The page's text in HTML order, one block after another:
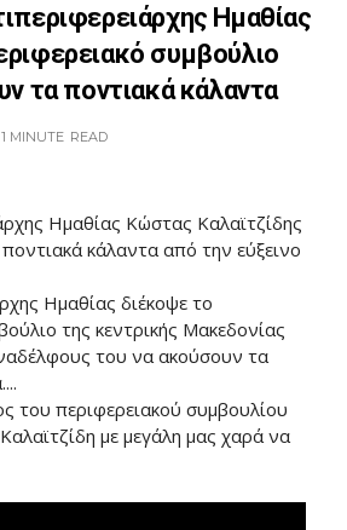
Ημαθίας
συμβούλιο
τα ποντιακά κάλαντα
1 MINUTE READ
Ημαθίας Κώστας Καλαϊτζίδης
κάλαντα από την εύξεινο
Ημαθίας διέκοψε το
της κεντρικής Μακεδονίας
του να ακούσουν τα
του περιφερειακού συμβουλίου
με μεγάλη μας χαρά να